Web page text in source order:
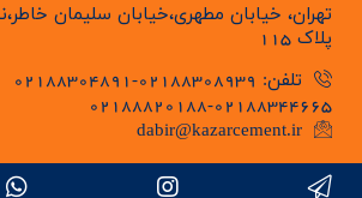
تهران، خیابان مطهری،خیابان سلیمان
پلاک 115
تلفن: 02188308939-02188304891
02188820188-02188344665
dabir@kazarcement.ir